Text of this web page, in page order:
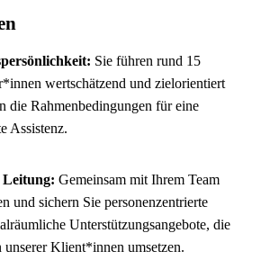
Sie führen rund 15
wertschätzend und zielorientiert
die Rahmenbedingungen für eine
Assistenz.
Leitung: Gemeinsam mit Ihrem Team
und sichern Sie personenzentrierte
Unterstützungsangebote, die
unserer Klient*innen umsetzen.